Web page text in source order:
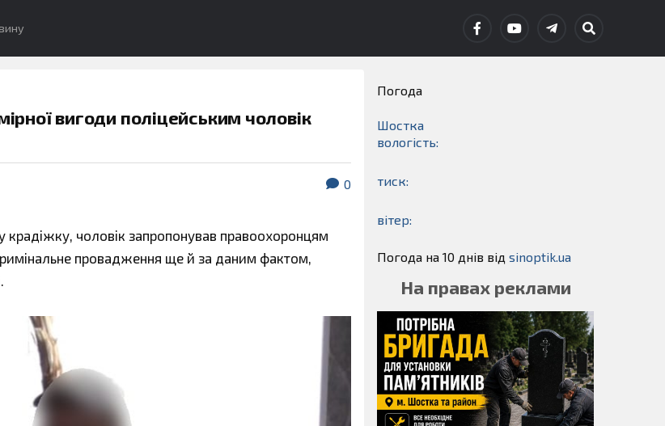
вигоди поліцейським чоловік
0
крадіжку, чоловік запропонував правоохоронцям
провадження ще й за даним фактом,
Погода
Шостка
вологість:
тиск:
вітер:
Погода на 10 днів від sinoptik.ua
На правах реклами